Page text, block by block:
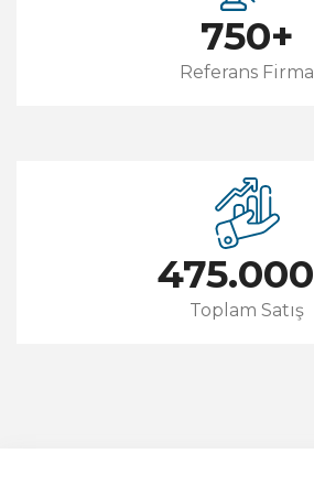
750+
Referans Firma
475.000
Toplam Satış